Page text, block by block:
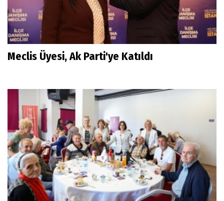
Meclis Üyesi, Ak Parti'ye Katıldı